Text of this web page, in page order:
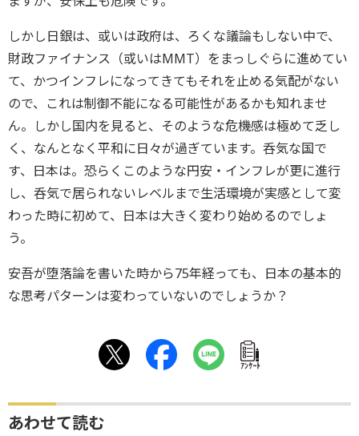
しかし日銀は、或いは政府は、ろくな議論もしない中で、
財政ファイナンス（或いはMMT）をまっしぐらに進めてい
て、かつインフレになってきてもそれを止める気配がない
ので、これは制御不能になる可能性があるかも知れませ
ん。しかし国内を見ると、そのような危機感は極めて乏し
く、なんとなく平和に日々が過ぎています。呑気な国で
す、日本は。恐らくこのような円安・インフレが更に進行
し、呑気で居られないレベルまで生活環境が実感として変
わった時に初めて、日本は大きく変わり始めるのでしょ
う。
安吾が堕落論を書いた時から75年経っても、日本の基本的
な思考パターンは変わっていないのでしょうか？
ｱﾝｹｰﾄ
あわせて読む